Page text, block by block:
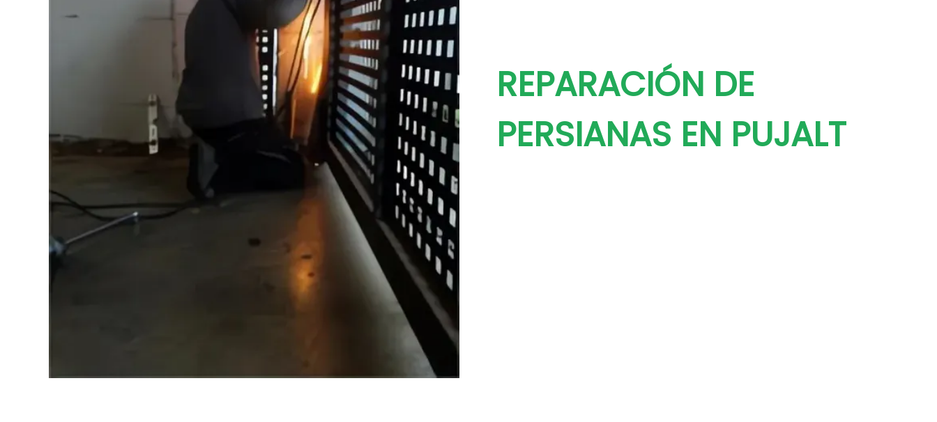
REPARACIÓN DE
PERSIANAS EN PUJALT